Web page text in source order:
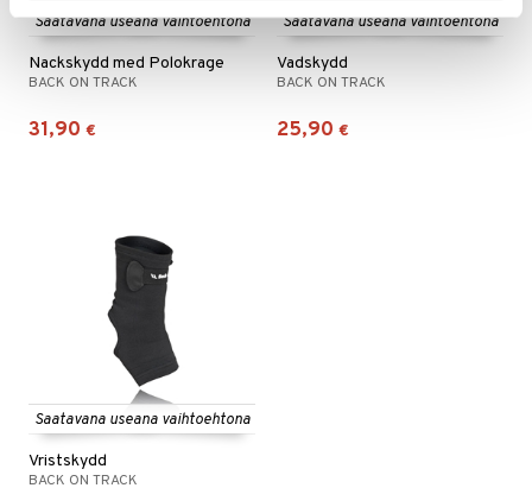
Saatavana useana vaihtoehtona
Nackskydd med Polokrage
BACK ON TRACK
31,90 €
Saatavana useana vaihtoehtona
Vadskydd
BACK ON TRACK
25,90 €
Saatavana useana vaihtoehtona
Vristskydd
BACK ON TRACK